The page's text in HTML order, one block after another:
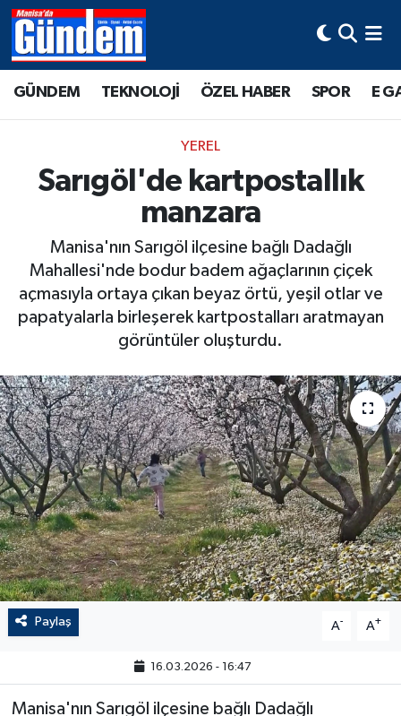
GÜNDEM TEKNOLOJİ ÖZEL HABER SPOR E
YEREL
Sarıgöl'de kartpostallık
manzara
Manisa'nın Sarıgöl ilçesine bağlı Dadağlı
Mahallesi'nde bodur badem ağaçlarının çiçek
açmasıyla ortaya çıkan beyaz örtü, yeşil otlar ve
papatyalarla birleşerek kartpostalları aratmayan
görüntüler oluşturdu.
Paylaş A- A+
16.03.2026 - 16:47
Manisa'nın Sarıgöl ilçesine bağlı Dadağlı
Manisa Hava Durumu
Tüm Manşetler
Son Dakika Haberleri
Haber Arşivi